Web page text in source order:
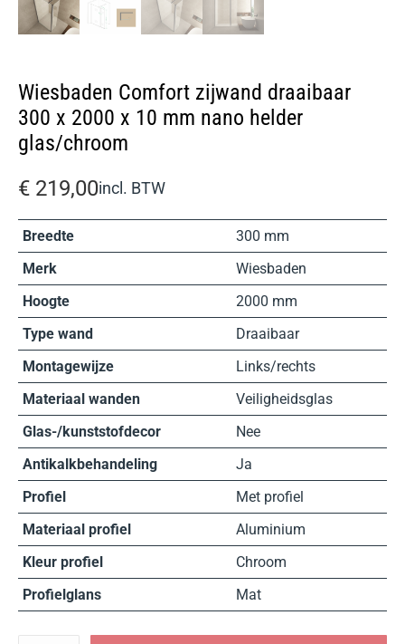
Wiesbaden Comfort zijwand draaibaar
300 x 2000 x 10 mm nano helder
glas/chroom
€ 219,00incl. BTW
Breedte
300 mm
Merk
Wiesbaden
Hoogte
2000 mm
Type wand
Draaibaar
Montagewijze
Links/rechts
Materiaal wanden
Veiligheidsglas
Glas-/kunststofdecor
Nee
Antikalkbehandeling
Ja
Profiel
Met profiel
Materiaal profiel
Aluminium
Kleur profiel
Chroom
Profielglans
Mat